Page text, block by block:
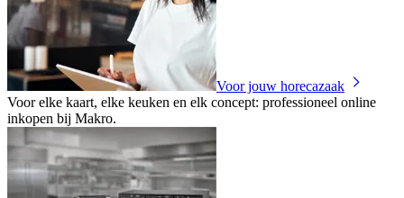
Voor jouw horecazaak
Voor elke kaart, elke keuken en elk concept: professioneel online
inkopen bij Makro.